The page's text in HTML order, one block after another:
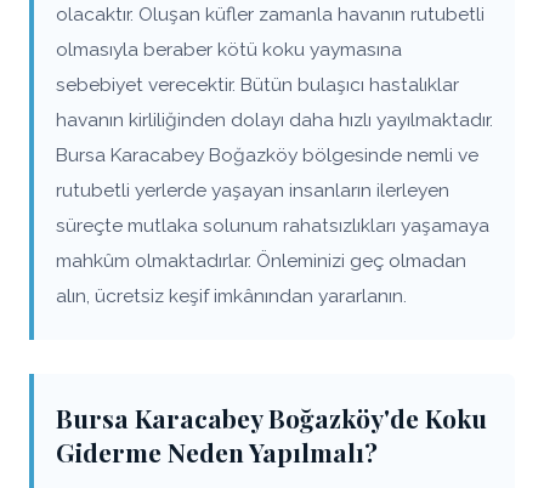
olacaktır. Oluşan küfler zamanla havanın rutubetli
olmasıyla beraber kötü koku yaymasına
sebebiyet verecektir. Bütün bulaşıcı hastalıklar
havanın kirliliğinden dolayı daha hızlı yayılmaktadır.
Bursa Karacabey Boğazköy bölgesinde nemli ve
rutubetli yerlerde yaşayan insanların ilerleyen
süreçte mutlaka solunum rahatsızlıkları yaşamaya
mahkûm olmaktadırlar. Önleminizi geç olmadan
alın, ücretsiz keşif imkânından yararlanın.
Bursa Karacabey Boğazköy'de Koku
Giderme Neden Yapılmalı?